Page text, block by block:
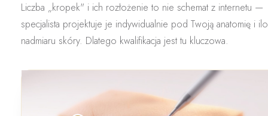
Liczba „kropek" i ich rozłożenie to nie schemat z internetu —
specjalista projektuje je indywidualnie pod Twoją anatomię i
nadmiaru skóry. Dlatego kwalifikacja jest tu kluczowa.